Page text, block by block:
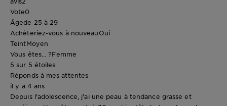
Vote0
Âgede 25 à 29
Achèteriez-vous à nouveauOui
TeintMoyen
Vous êtes... ?Femme
5 sur 5 étoiles.
Réponds à mes attentes
il y a 4 ans
Depuis l'adolescence, j'ai une peau à tendance grasse et